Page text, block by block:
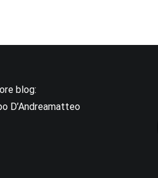
blog:
D’Andreamatteo